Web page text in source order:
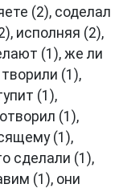
(2), соделал
исполняя (2),
(1), же ли
(1),
(1),
(1),
(1),
сделали (1),
(1), они